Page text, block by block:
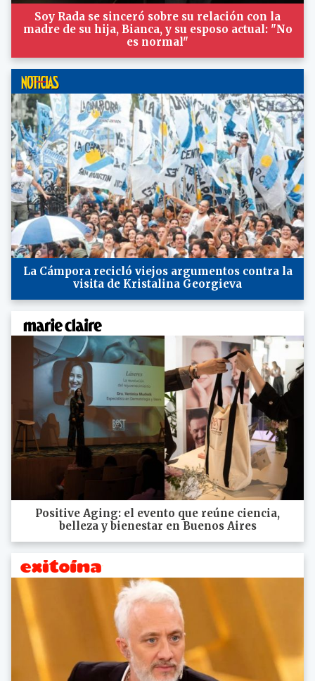
Soy Rada se sinceró sobre su relación con la
madre de su hija, Bianca, y su esposo actual: "No
es normal"
La Cámpora recicló viejos argumentos contra la
visita de Kristalina Georgieva
Positive Aging: el evento que reúne ciencia,
belleza y bienestar en Buenos Aires